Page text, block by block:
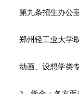
第九条招生办公室
郑州轻工业大学取
动画、设想学类专